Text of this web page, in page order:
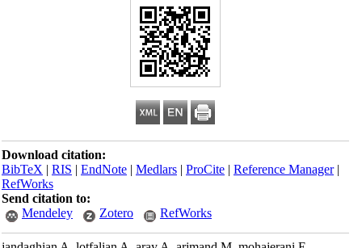
Download citation:
BibTeX|RIS|EndNote|Medlars|ProCite|Reference Manager
RefWorks
Send citation to:
Mendeley
Zotero RefWorks